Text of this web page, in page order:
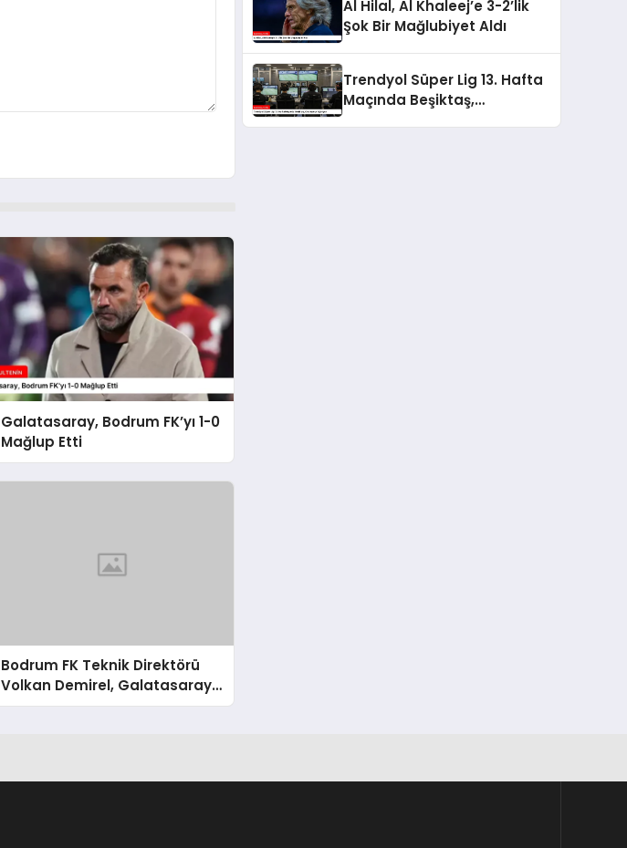
Galatasaray, Bodrum FK’yı 1-0
Mağlup Etti
Bodrum FK Teknik Direktörü
Volkan Demirel, Galatasaray
Mağlubiyetini Değerlendirdi
Al Hilal, Al Khaleej’e 3-2’lik
Şok Bir Mağlubiyet Aldı
Trendyol Süper Lig 13. Hafta
Maçında Beşiktaş,